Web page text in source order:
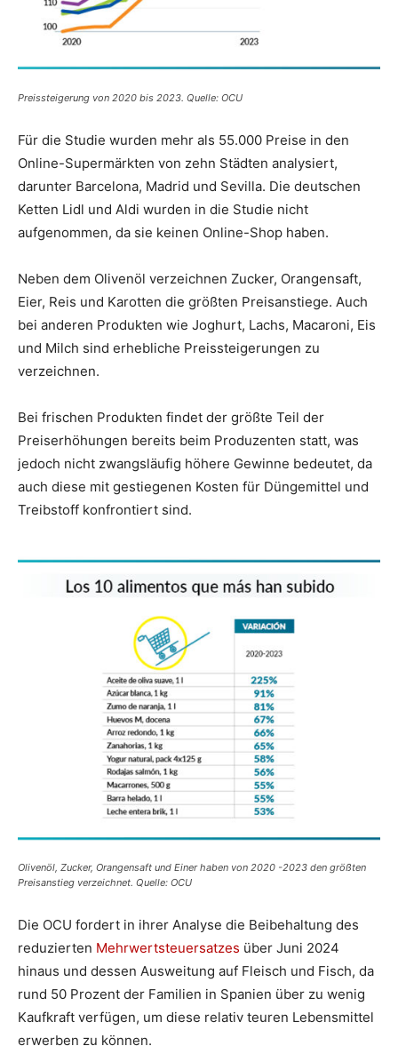
Preissteigerung von 2020 bis 2023. Quelle: OCU
Für die Studie wurden mehr als 55.000 Preise in den
Online-Supermärkten von zehn Städten analysiert,
darunter Barcelona, Madrid und Sevilla. Die deutschen
Ketten Lidl und Aldi wurden in die Studie nicht
aufgenommen, da sie keinen Online-Shop haben.
Neben dem Olivenöl verzeichnen Zucker, Orangensaft,
Eier, Reis und Karotten die größten Preisanstiege. Auch
bei anderen Produkten wie Joghurt, Lachs, Macaroni, Eis
und Milch sind erhebliche Preissteigerungen zu
verzeichnen.
Bei frischen Produkten findet der größte Teil der
Preiserhöhungen bereits beim Produzenten statt, was
jedoch nicht zwangsläufig höhere Gewinne bedeutet, da
auch diese mit gestiegenen Kosten für Düngemittel und
Treibstoff konfrontiert sind.
Olivenöl, Zucker, Orangensaft und Einer haben von 2020 -2023 den größten
Preisanstieg verzeichnet. Quelle: OCU
Die OCU fordert in ihrer Analyse die Beibehaltung des
reduzierten Mehrwertsteuersatzes über Juni 2024
hinaus und dessen Ausweitung auf Fleisch und Fisch, da
rund 50 Prozent der Familien in Spanien über zu wenig
Kaufkraft verfügen, um diese relativ teuren Lebensmittel
erwerben zu können.